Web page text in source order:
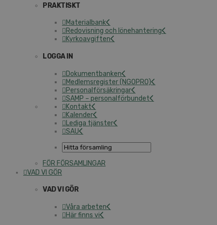
PRAKTISKT
Materialbank
Redovisning och lönehantering
Kyrkoavgiften
LOGGA IN
Dokumentbanken
Medlemsregister (NGOPRO)
Personalförsäkringar
SAMP – personalförbundet
Kontakt
Kalender
Lediga tjänster
SAU
FÖR FÖRSAMLINGAR
VAD VI GÖR
VAD VI GÖR
Våra arbeten
Här finns vi